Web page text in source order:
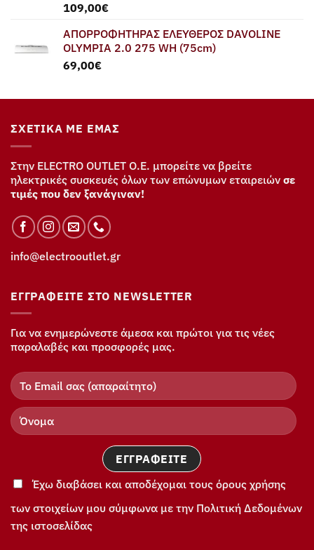
109,00€
ΑΠΟΡΡΟΦΗΤΗΡΑΣ ΕΛΕΥΘΕΡΟΣ DAVOLINE
OLYMPIA 2.0 275 WH (75cm)
69,00€
ΣΧΕΤΙΚΆ ΜΕ ΕΜΆΣ
Στην ELECTRO OUTLET Ο.Ε. μπορείτε να βρείτε
ηλεκτρικές συσκευές όλων των επώνυμων εταιρειών σε
τιμές που δεν ξανάγιναν!
info@electrooutlet.gr
ΕΓΓΡΑΦΕΊΤΕ ΣΤΟ NEWSLETTER
Για να ενημερώνεστε άμεσα και πρώτοι για τις νέες
παραλαβές και προσφορές μας.
Έχω διαβάσει και αποδέχομαι τους όρους χρήσης
των στοιχείων μου σύμφωνα με την Πολιτική Δεδομένων
της ιστοσελίδας